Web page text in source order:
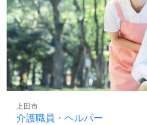
介護職員・ヘルパー
上田市